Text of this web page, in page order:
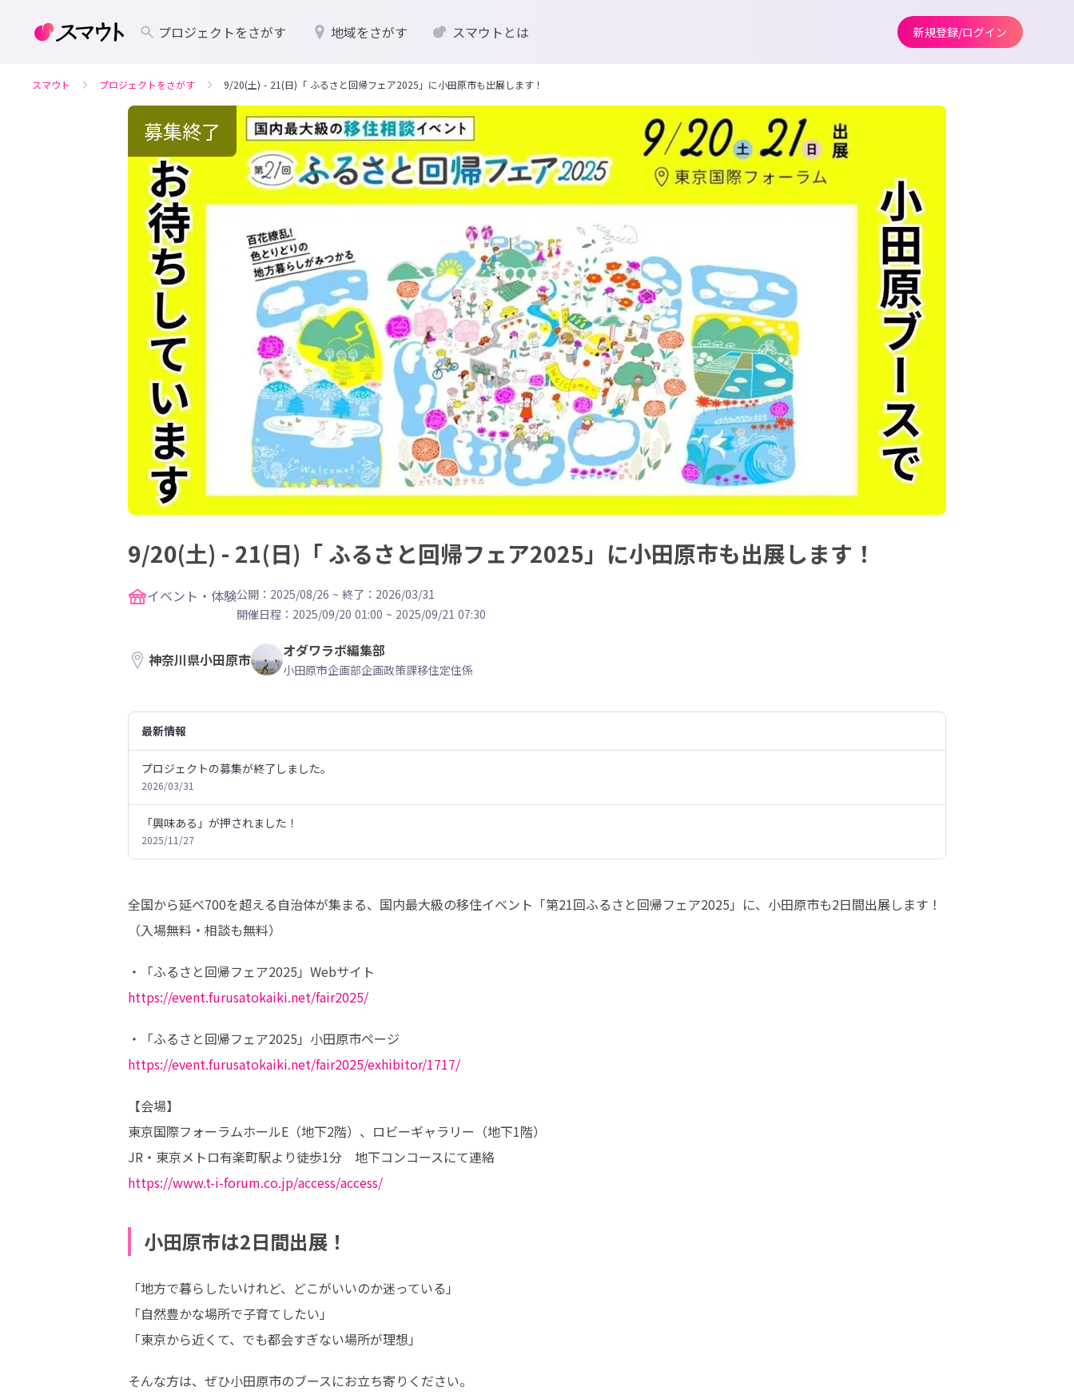
プロジェクトをさがす 地域をさがす スマウトとは 新規登録/ログイン
スマウト プロジェクトをさがす 9/20(土) - 21(日)「 ふるさと回帰フェア2025」に小田原市も出展します！
募集終了
9/20(土) - 21(日)「 ふるさと回帰フェア2025」に小田原市も出展します！
イベント・体験公開：2025/08/26 ~ 終了：2026/03/31
開催日程： 2025/09/20 01:00 ~ 2025/09/21 07:30
神奈川県小田原市 オダワラボ編集部
小田原市企画部企画政策課移住定住係
最新情報
プロジェクトの募集が終了しました。
2026/03/31
「興味ある」が押されました！
2025/11/27
全国から延べ700を超える自治体が集まる、国内最大級の移住イベント「第21回ふるさと回帰フェア2025」に、小田原市も2日間出展します！
（入場無料・相談も無料）
https://event.furusatokaiki.net/fair2025/
https://event.furusatokaiki.net/fair2025/exhibitor/1717/
【会場】
東京国際フォーラムホールE（地下2階）、ロビーギャラリー（地下1階）
https://www.t-i-forum.co.jp/access/access/
小田原市は2日間出展！
「地方で暮らしたいけれど、どこがいいのか迷っている」
「自然豊かな場所で子育てしたい」
「東京から近くて、でも都会すぎない場所が理想」
そんな方は、ぜひ小田原市のブースにお立ち寄りください。